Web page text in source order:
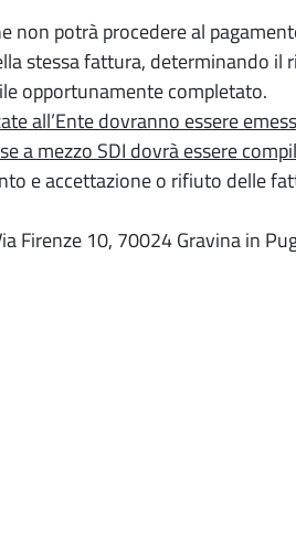
non potrà procedere al
stessa fattura, determinando
opportunamente completato.
all’Ente dovranno essere
a mezzo SDI dovrà essere
e accettazione o rifiuto delle
Firenze 10, 70024 Gravina in